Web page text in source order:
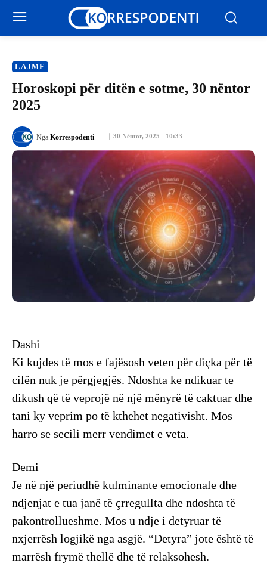
LAJME
Horoskopi për ditën e sotme, 30 nëntor
2025
30 Nëntor, 2025 - 10:33
Nga Korrespodenti
Dashi
Ki kujdes të mos e fajësosh veten për diçka për të
cilën nuk je përgjegjës. Ndoshta ke ndikuar te
dikush që të veprojë në një mënyrë të caktuar dhe
tani ky veprim po të kthehet negativisht. Mos
harro se secili merr vendimet e veta.
Demi
Je në një periudhë kulminante emocionale dhe
ndjenjat e tua janë të çrregullta dhe ndoshta të
pakontrollueshme. Mos u ndje i detyruar të
nxjerrësh logjikë nga asgjë. “Detyra” jote është të
marrësh frymë thellë dhe të relaksohesh.